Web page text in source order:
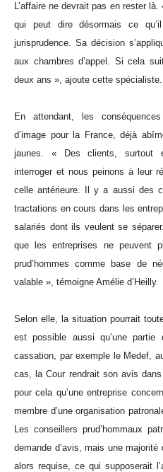
L’affaire ne devrait pas en rester
qui peut dire désormais ce
jurisprudence. Sa décision
aux chambres d’appel. Si cela
deux ans », ajoute cette spécialiste.
En attendant, les
d’image pour la France, déjà
jaunes. « Des clients, surtout
interroger et nous peinons à leur
celle antérieure. Il y a aussi des
tractations en cours dans les
salariés dont ils veulent se
que les entreprises ne peuvent
prud’hommes comme base de
valable », témoigne Amélie d’Heilly.
Selon elle, la situation pourrait
est possible aussi qu’une
cassation, par exemple le Medef,
cas, la Cour rendrait son avis
pour cela qu’une entreprise
membre d’une organisation
Les conseillers prud’hommaux
demande d’avis, mais une
alors requise, ce qui supposerait